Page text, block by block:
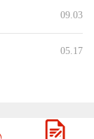
09.03
05.17
03.22